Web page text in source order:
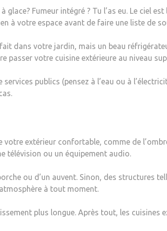
Fumeur intégré ? Tu l’as eu. Le ciel
à votre espace avant de faire une liste de
dans votre jardin, mais un beau
passer votre cuisine extérieure au niveau
publics (pensez à l’eau ou à
extérieur confortable, comme de
télévision ou un équipement audio.
ou d’un auvent. Sinon, des structures
à tout moment.
plus longue. Après tout, les cuisines